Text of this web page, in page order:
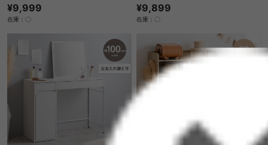
¥9,999
在庫：〇
¥9,899
在庫：〇